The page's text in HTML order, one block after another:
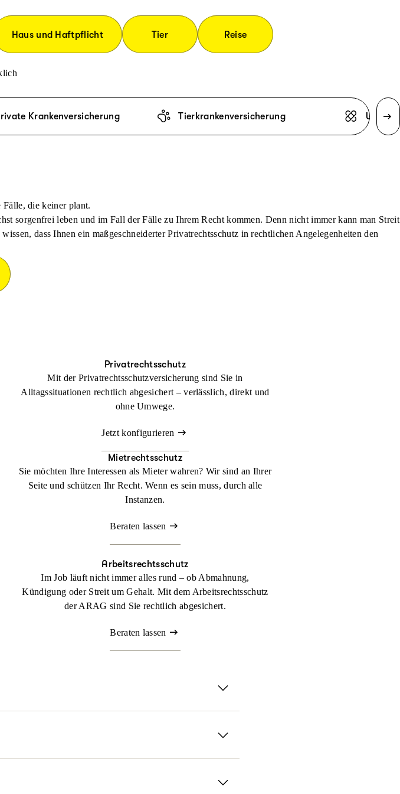
Haus und Haftpflicht Tier Reise
Krankenversicherung Tierkrankenversicherung
die keiner plant.
sorgenfrei leben und im Fall der Fälle zu Ihrem Recht kommen. Denn nicht immer kann man Streit
dass Ihnen ein maßgeschneiderter Privatrechtsschutz in rechtlichen Angelegenheiten den
Privatrechtsschutz
Mit der Privatrechtsschutzversicherung sind Sie in
Alltagssituationen rechtlich abgesichert – verlässlich, direkt und
ohne Umwege.
Jetzt konfigurieren
Mietrechtsschutz
Sie möchten Ihre Interessen als Mieter wahren? Wir sind an Ihrer
Seite und schützen Ihr Recht. Wenn es sein muss, durch alle
Instanzen.
Beraten lassen
Arbeitsrechtsschutz
Im Job läuft nicht immer alles rund – ob Abmahnung,
Kündigung oder Streit um Gehalt. Mit dem Arbeitsrechtsschutz
der ARAG sind Sie rechtlich abgesichert.
Beraten lassen